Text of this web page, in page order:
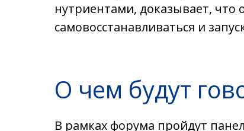
нутриентами, доказывает,
самовосстанавливаться и
О чем будут
В рамках форума пройдут